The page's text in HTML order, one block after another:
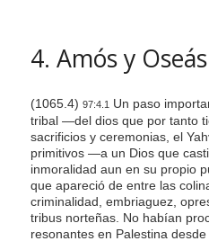
4. Amós y Oseás
(1065.4) 97:4.1 Un paso
tribal —del dios que por tanto
sacrificios y ceremonias, el
primitivos —a un Dios que
inmoralidad aun en su propio
que apareció de entre las
criminalidad, embriaguez,
tribus norteñas. No habían
resonantes en Palestina